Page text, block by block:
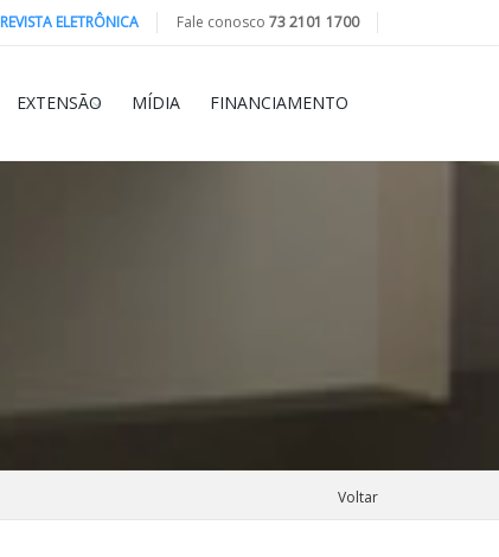
REVISTA ELETRÔNICA Fale conosco 73 2101 1700
EXTENSÃO MÍDIA FINANCIAMENTO
Voltar